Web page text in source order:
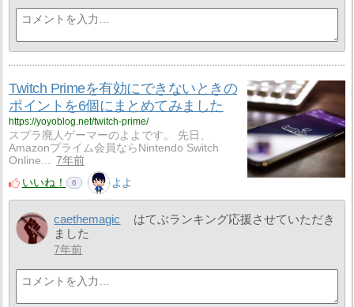
Twitch Primeを有効にできないときの
ポイントを6個にまとめてみました
https://yoyoblog.net/twitch-prime/
スプラ廃人ゲーマーのよよです。 先日、
Amazonプライム会員ならNintendo Switch
Online...
7年前
いいね！
6 よよ
caethemagic
はてぶランキング応援させていただき
ました
7年前